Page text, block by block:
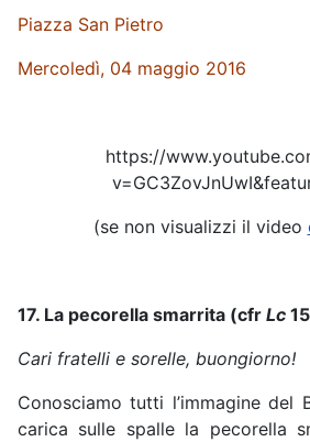
Piazza San Pietro
Mercoledì, 04 maggio 2016
https://
(se non visualizzi il video
17. La pecorella smarrita (cfr Lc
Cari fratelli e sorelle, buongiorno!
Conosciamo tutti l’immagine del
carica sulle spalle la pecorella